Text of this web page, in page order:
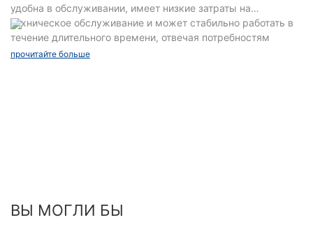
удобна в обслуживании, имеет низкие затраты на
техническое обслуживание и может стабильно работать в
течение длительного времени, отвечая потребностям
непрерывного и массового производства предприятий.
прочитайте больше
ВЫ МОГЛИ БЫ